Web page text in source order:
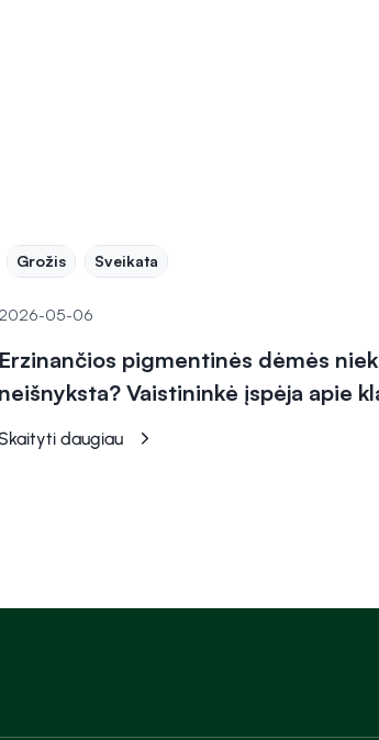
Grožis Sveikata
2026-05-06
Erzinančios pigmentinės dėmės
neišnyksta? Vaistininkė įspėja apie
Skaityti daugiau